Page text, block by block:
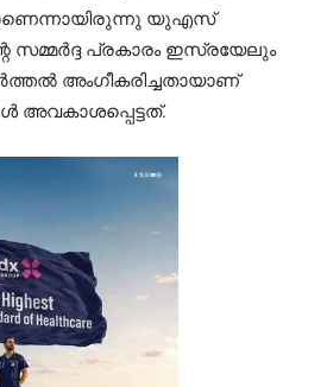
യുഎസ്
പ്രകാരം ഇസ്രയേലും
അംഗീകരിച്ചതായാണ്
അവകാശപ്പെട്ടത്.